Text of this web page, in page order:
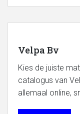
Velpa Bv
Kies de juiste
catalogus van
allemaal online,